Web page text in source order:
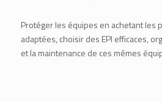
Protéger les équipes en achetant les
adaptées, choisir des EPI efficaces,
et la maintenance de ces mêmes